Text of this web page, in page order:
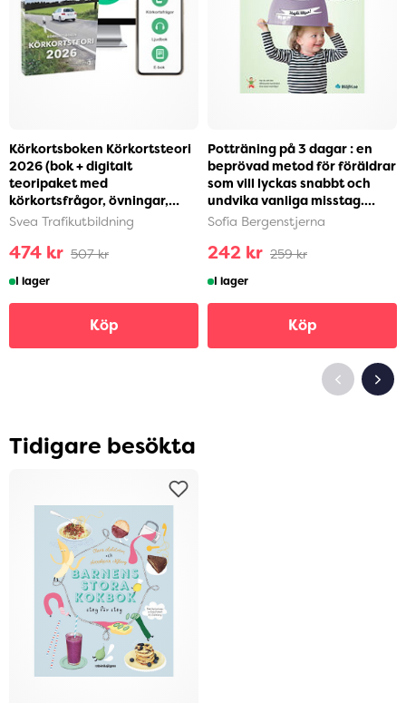
Körkortsboken Körkortsteori
2026 (bok + digitalt
teoripaket med
körkortsfrågor, övningar,
ljudbok & ebok) (häftad)
Svea Trafikutbildning
474 kr 507 kr
I lager
Köp
Potträning på 3 dagar : en
beprövad metod för föräldrar
som vill lyckas snabbt och
undvika vanliga misstag.
Steg-för-ste...
Sofia Bergenstjerna
242 kr 259 kr
I lager
Köp
Tidigare besökta